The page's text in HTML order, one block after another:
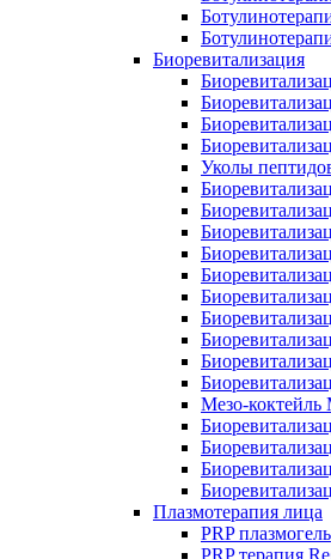
Биоревитализация
Уколы
Мезо-коктейль
Плазмотерапия лица
PRP плазмогель
PRP терапия